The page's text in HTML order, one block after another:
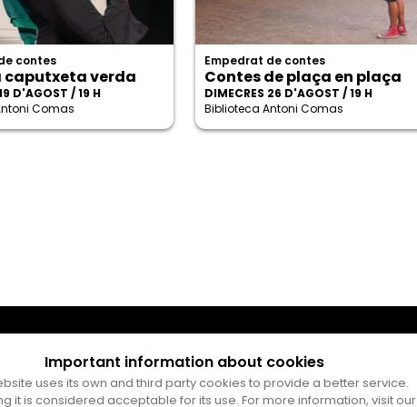
contes
caputxeta verda
D'AGOST / 19 H
Comas
Empedrat de contes
Contes de plaça en plaça
DIMECRES 26 D'AGOST / 19 H
Biblioteca Antoni Comas
Important information about cookies
uses its own and third party cookies to provide a better service.
it is considered acceptable for its use. For more information, visit our